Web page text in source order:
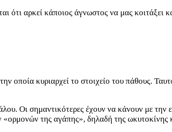
ότι αρκεί κάποιος άγνωστος να μας κοιτάξει
οποία κυριαρχεί το στοιχείο του πάθους.
Οι σημαντικότερες έχουν να κάνουν με
της αγάπης», δηλαδή της ωκυτοκίνης